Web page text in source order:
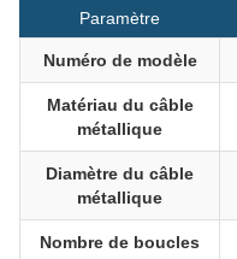
Paramètre
Numéro de modèle
Matériau du câble
métallique
Diamètre du câble
métallique
Nombre de boucles